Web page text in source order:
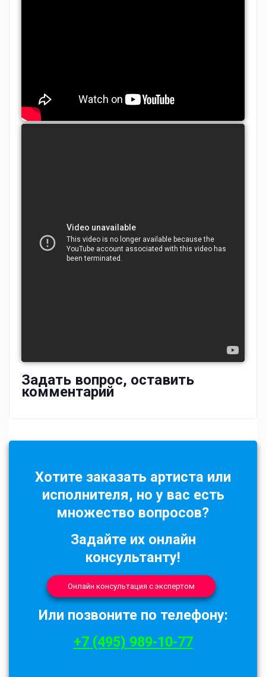
Задать вопрос, оставить
комментарий
Хотите заказать артиста или
исполнителя, но у вас есть
множество вопросов?
Задайте их онлайн
консультанту!
Онлайн консультация с экспертом
Или позвоните по телефону:
+7 (495) 989-10-77